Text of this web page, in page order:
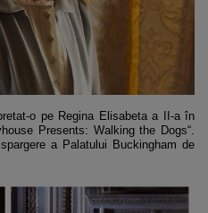
o pe Regina Elisabeta a II-a în
Presents: Walking the Dogs“.
a Palatului Buckingham de